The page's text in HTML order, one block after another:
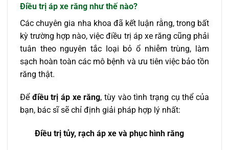
Điều trị áp xe răng như thế nào?
Các chuyên gia nha khoa đã kết luận rằng, trong bất
kỳ trường hợp nào, việc điều trị áp xe răng cũng phải
tuân theo nguyên tắc loại bỏ ổ nhiễm trùng, làm
sạch hoàn toàn các mô bệnh và ưu tiên việc bảo tồn
răng thật.
Để điều trị áp xe răng, tùy vào tình trạng cụ thể của
bạn, bác sĩ sẽ chỉ định giải pháp hợp lý nhất:
Điều trị tủy, rạch áp xe và phục hình răng